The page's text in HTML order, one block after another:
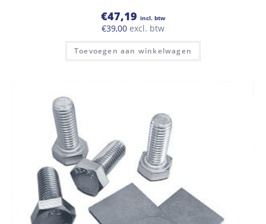
€47,19 incl. btw
€39,00 excl. btw
Toevoegen aan winkelwagen